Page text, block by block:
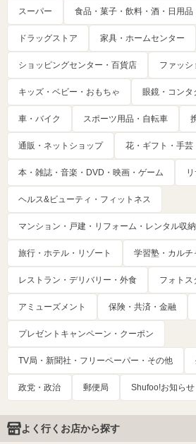
スーパー 食品・菓子・飲料・酒・日用品
ドラッグストア 家具・ホームセンター
ショッピングセンター・百貨店 ファッシ
キッズ・ベビー・おもちゃ 眼鏡・コンタ
車・バイク スポーツ用品・自転車
通販・ネットショップ 花・ギフト・手芸
本・雑誌・音楽・DVD・映画・ゲーム
ヘルス&ビューティ・フィットネス
マンション・戸建・リフォーム・レンタル収納
旅行・ホテル・リゾート 学習塾・カルチ
レストラン・デリバリー・外食 フォトス
アミューズメント 保険・共済・金融
プレゼントキャンペーン・クーポン
TV局・新聞社・フリーペーパー・その他
政党・政治 郵便局 Shufoo!お知らせ
よく行くお店から探す